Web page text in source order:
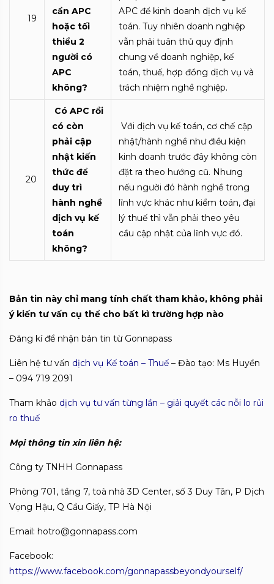
19
cần APC
hoặc tối
thiểu 2
người có
APC
không?
APC để kinh doanh dịch vụ kế
toán. Tuy nhiên doanh nghiệp
vẫn phải tuân thủ quy định
chung về doanh nghiệp, kế
toán, thuế, hợp đồng dịch vụ và
trách nhiệm nghề nghiệp.
20
Có APC rồi
có còn
phải cập
nhật kiến
thức để
duy trì
hành nghề
dịch vụ kế
toán
không?
Với dịch vụ kế toán, cơ chế cập
nhật/hành nghề như điều kiện
kinh doanh trước đây không còn
đặt ra theo hướng cũ. Nhưng
nếu người đó hành nghề trong
lĩnh vực khác như kiểm toán, đại
lý thuế thì vẫn phải theo yêu
cầu cập nhật của lĩnh vực đó.
Bản tin này chỉ mang tính chất tham khảo, không phải
ý kiến tư vấn cụ thể cho bất kì trường hợp nào
Đăng kí để nhận bản tin từ Gonnapass
Liên hệ tư vấn dịch vụ Kế toán – Thuế – Đào tạo: Ms Huyền
– 094 719 2091
Tham khảo dịch vụ tư vấn từng lần – giải quyết các nỗi lo rủi
ro thuế
Mọi thông tin xin liên hệ:
Công ty TNHH Gonnapass
Phòng 701, tầng 7, toà nhà 3D Center, số 3 Duy Tân, P Dịch
Vọng Hậu, Q Cầu Giấy, TP Hà Nội
Email: hotro@gonnapass.com
Facebook:
https://www.facebook.com/gonnapassbeyondyourself/